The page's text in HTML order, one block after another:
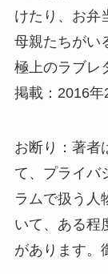
けたり、お弁
母親たちがい
極上のラブレ
掲載：2016年
お断り：著者
て、プライバ
ラムで扱う人
いて、ある程
があります。